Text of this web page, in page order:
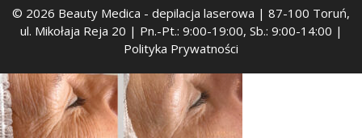
© 2026 Beauty Medica - depilacja laserowa | 87-100 Toruń,
ul. Mikołaja Reja 20 | Pn.-Pt.: 9:00-19:00, Sb.: 9:00-14:00 |
Polityka Prywatności